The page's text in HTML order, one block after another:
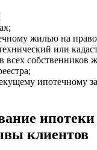
жилью на право
или
всех собственников
ипотечному
клиентов